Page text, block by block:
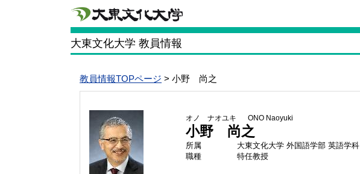
大東文化大学 教員情報
教員情報TOPページ > 小野 尚之
オノ ナオユキ ONO Naoyuki
小野 尚之
所属
大東文化大学 外国語学部 英語学科
職種
特任教授